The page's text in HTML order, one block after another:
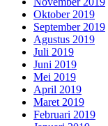
Oktober 2019
September 2019
Agustus 2019
Juli 2019
Juni 2019
Mei 2019
April 2019
Maret 2019
Februari 2019